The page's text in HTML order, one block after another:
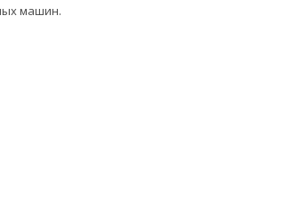
машин.